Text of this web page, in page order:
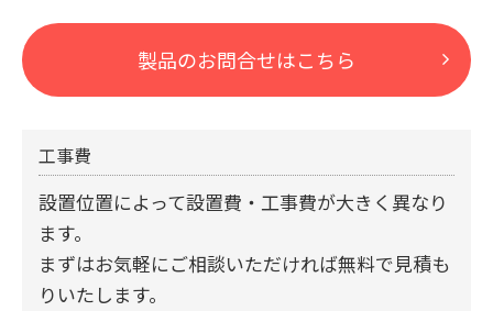
製品のお問合せはこちら
工事費
設置位置によって設置費・工事費が大きく異なり
ます。
まずはお気軽にご相談いただければ無料で見積も
りいたします。